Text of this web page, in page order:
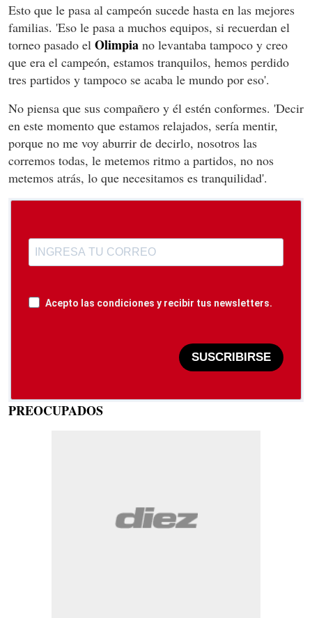
Esto que le pasa al campeón sucede hasta en las mejores
familias. 'Eso le pasa a muchos equipos, si recuerdan el
torneo pasado el Olimpia no levantaba tampoco y creo
que era el campeón, estamos tranquilos, hemos perdido
tres partidos y tampoco se acaba le mundo por eso'.
No piensa que sus compañero y él estén conformes. 'Decir
en este momento que estamos relajados, sería mentir,
porque no me voy aburrir de decirlo, nosotros las
corremos todas, le metemos ritmo a partidos, no nos
metemos atrás, lo que necesitamos es tranquilidad'.
Acepto las condiciones y recibir tus newsletters.
SUSCRIBIRSE
PREOCUPADOS